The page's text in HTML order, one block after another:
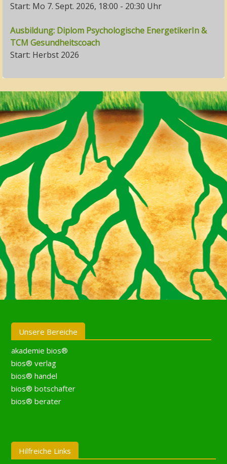
Start: Mo 7. Sept. 2026, 18:00 - 20:30 Uhr
Ausbildung: Diplom Psychologische EnergetikerIn &
TCM Gesundheitscoach
Start: Herbst 2026
Unsere Bereiche
akademie bios®
bios® verlag
bios® handel
bios® botschafter
bios® berater
Hilfreiche Links